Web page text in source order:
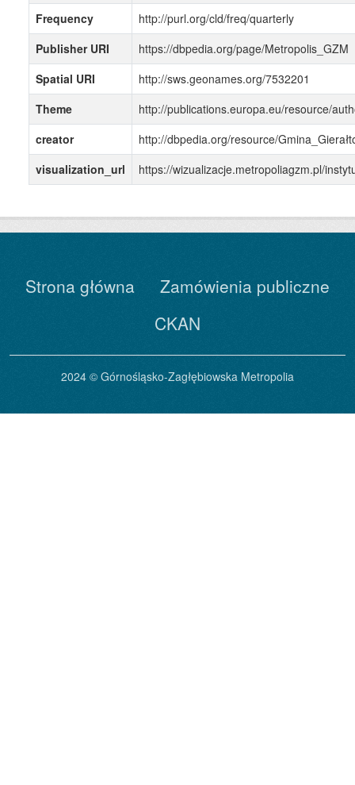
Frequency
http://purl.org/cld/freq/quarterly
Publisher URI
https://dbpedia.org/page/Metropolis_GZM
Spatial URI
http://sws.geonames.org/7532201
Theme
http://publications.europa.eu/resource/
creator
http://dbpedia.org/resource/
visualization_url
https://wizualizacje.metropoliagzm.pl/
Strona główna
Zamówienia publiczne
CKAN
2024 © Górnośląsko-Zagłębiowska Metropolia